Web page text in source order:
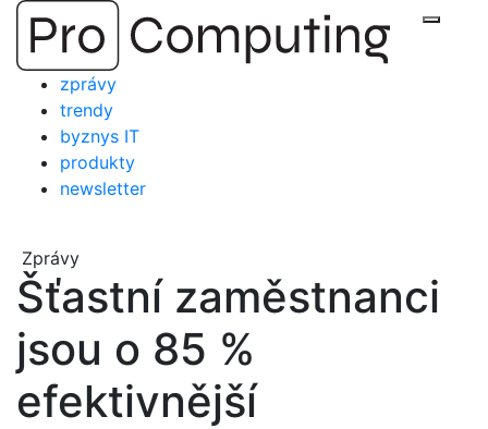
Přejít
obsah
zprávy
trendy
byznys IT
produkty
newsletter
Zprávy
Šťastní zaměstnanci
jsou o 85 %
efektivnější